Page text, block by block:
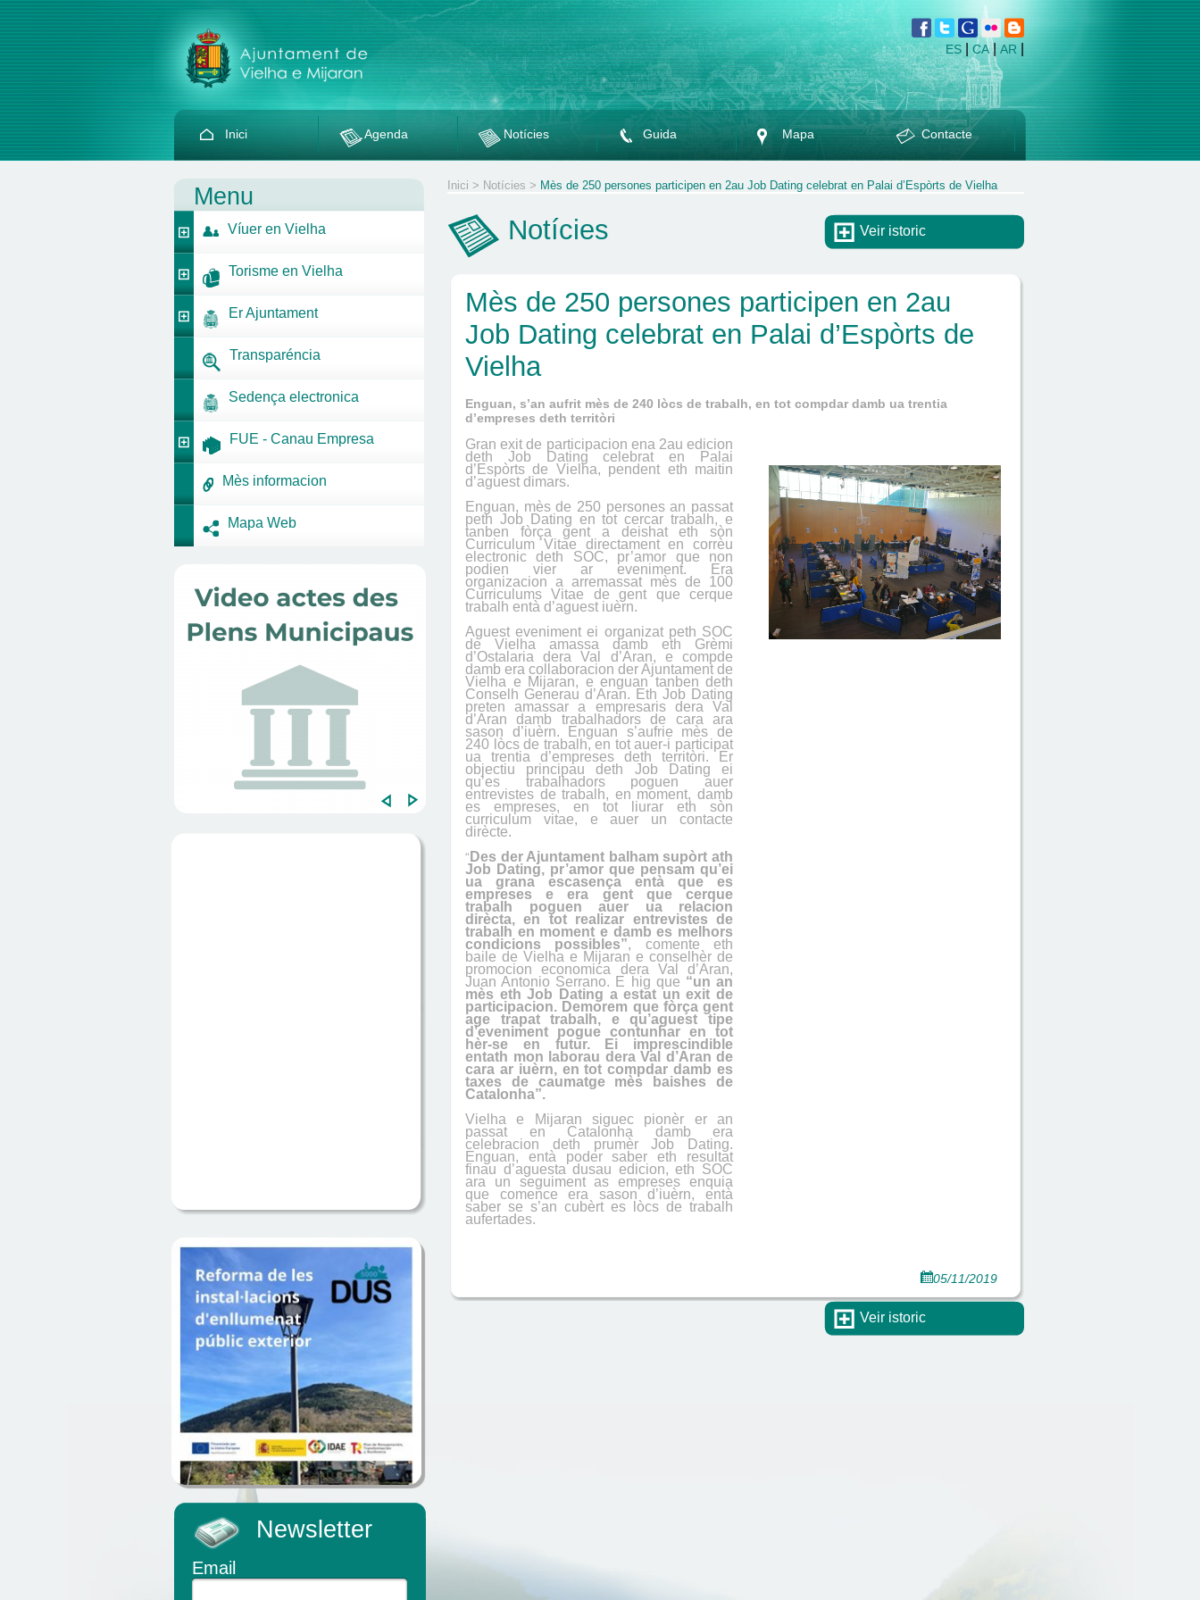
ES CA | AR
Inici Agenda Notícies Guida Mapa Contacte
Menu
Víuer en Vielha
Torisme en Vielha
Er Ajuntament
Transparéncia
Sedença electronica
FUE - Canau Empresa
Mès informacion
Mapa Web
Newsletter
Email
Inici > Notícies > Mès de 250 persones participen en 2au Job Dating celebrat en Palai d’Espòrts de Vielha
Notícies Veir istoric
Mès de 250 persones participen en 2au
Job Dating celebrat en Palai d’Espòrts de
Vielha
Enguan, s’an aufrit mès de 240 lòcs de trabalh, en tot compdar damb ua trentia
d’empreses deth territòri
Gran exit de participacion ena 2au edicion
deth Job Dating celebrat en Palai
d’Espòrts de Vielha, pendent eth maitin
d’aguest dimars.
Enguan, mès de 250 persones an passat
peth Job Dating en tot cercar trabalh, e
tanben fòrça gent a deishat eth sòn
Curriculum Vitae directament en corrèu
electronic deth SOC, pr’amor que non
podien vier ar eveniment. Era
organizacion a arremassat mès de 100
Curriculums Vitae de gent que cerque
trabalh entà d’aguest iuèrn.
Aguest eveniment ei organizat peth SOC
de Vielha amassa damb eth Grèmi
d’Ostalaria dera Val d’Aran, e compde
damb era collaboracion der Ajuntament de
Vielha e Mijaran, e enguan tanben deth
Conselh Generau d’Aran. Eth Job Dating
preten amassar a empresaris dera Val
d’Aran damb trabalhadors de cara ara
sason d’iuèrn. Enguan s’aufrie mès de
240 lòcs de trabalh, en tot auer-i participat
ua trentia d’empreses deth territòri. Er
objectiu principau deth Job Dating ei
qu’es trabalhadors poguen auer
entrevistes de trabalh, en moment, damb
es empreses, en tot liurar eth sòn
curriculum vitae, e auer un contacte
dirècte.
“ Des der Ajuntament balham supòrt ath
Job Dating, pr’amor que pensam qu’ei
ua grana escasença entà que es
empreses e era gent que cerque
trabalh poguen auer ua relacion
dirècta, en tot realizar entrevistes de
trabalh en moment e damb es melhors
condicions possibles”, comente eth
baile de Vielha e Mijaran e conselhèr de
promocion economica dera Val d’Aran,
Juan Antonio Serrano. E hig que “un an
mès eth Job Dating a estat un exit de
participacion. Demorem que fòrça gent
age trapat trabalh, e qu’aguest tipe
d’eveniment pogue contunhar en tot
hèr-se en futur. Ei imprescindible
entath mon laborau dera Val d’Aran de
cara ar iuèrn, en tot compdar damb es
taxes de caumatge mès baishes de
Catalonha”.
Vielha e Mijaran siguec pionèr er an
passat en Catalonha damb era
celebracion deth prumèr Job Dating.
Enguan, entà poder saber eth resultat
finau d’aguesta dusau edicion, eth SOC
ara un seguiment as empreses enquia
que comence era sason d’iuèrn, entà
saber se s’an cubèrt es lòcs de trabalh
aufertades.
05/11/2019
Veir istoric